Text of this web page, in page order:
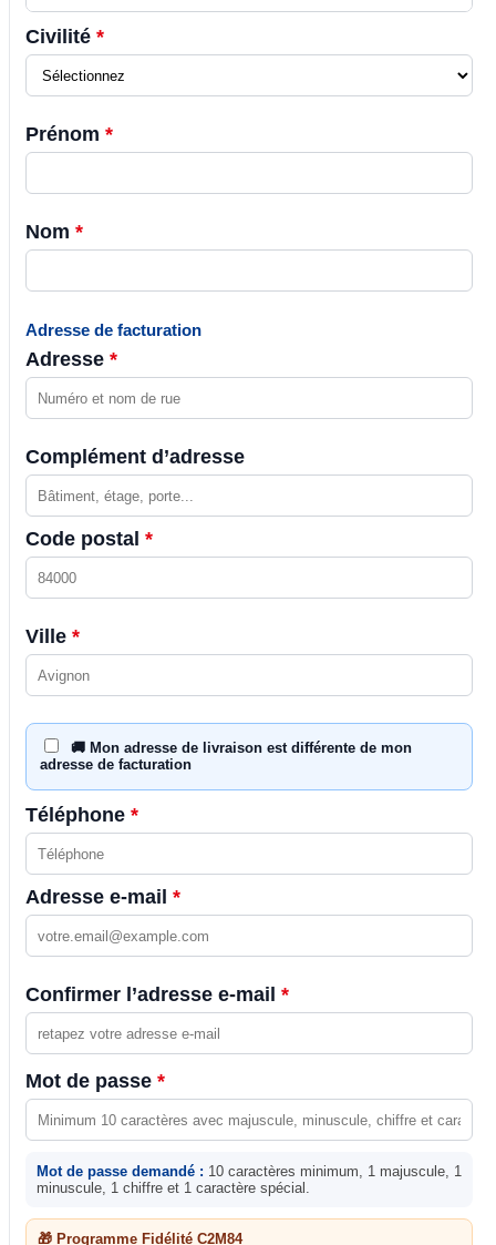
Civilité *
Prénom *
Nom *
Adresse de facturation
Adresse *
Complément d’adresse
Code postal *
Ville *
🚚 Mon adresse de livraison est différente de mon
adresse de facturation
Téléphone *
Adresse e-mail *
Confirmer l’adresse e-mail *
Mot de passe *
Mot de passe demandé : 10 caractères minimum, 1 majuscule, 1
minuscule, 1 chiffre et 1 caractère spécial.
🎁 Programme Fidélité C2M84